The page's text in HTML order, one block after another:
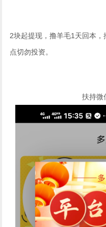
2块起提现，撸羊毛1天回本
点切勿投资。
扶持微